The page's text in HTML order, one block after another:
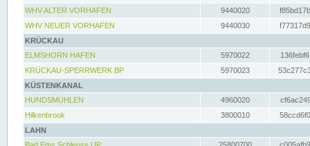
WHV ALTER VORHAFEN
9440020
WHV NEUER VORHAFEN
9440030
KRÜCKAU
ELMSHORN HAFEN
5970022
KRÜCKAU-SPERRWERK BP
5970023
KÜSTENKANAL
HUNDSMÜHLEN
4960020
Hilkenbrook
3800010
LAHN